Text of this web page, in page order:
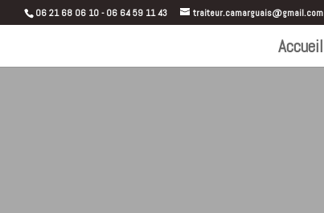
06 21 68 06 10 - 06 64 59 11 43 traiteur.camarguais@gmail.com
Accueil